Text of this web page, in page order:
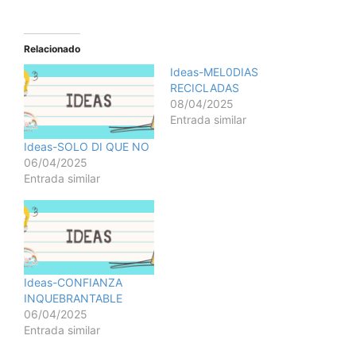
Relacionado
Ideas-SOLO DI QUE NO
06/04/2025
Entrada similar
Ideas-MEL0DIAS
RECICLADAS
08/04/2025
Entrada similar
Ideas-CONFIANZA
INQUEBRANTABLE
06/04/2025
Entrada similar